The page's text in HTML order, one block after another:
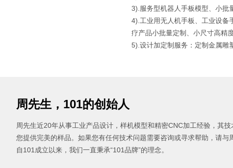
3).服务型机器人手板模型、小批
4).工业用无人机手板、工业设备
疗产品小批量定制、小尺寸高精
5).设计加定制服务：定制金属雕
周先生，101的创始人
周先生近20年从事工业产品设计，样机模型和精密CNC加工经验，其
您提供完美的样品。如果您有任何技术问题需要咨询或寻求帮助，请与
自101成立以来，我们一直秉承“101品牌”的理念。